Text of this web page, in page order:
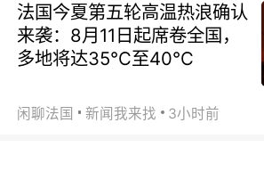
法国今夏第五轮高温热浪确认
来袭：8月11日起席卷全国，
多地将达35℃至40℃
闲聊法国 新闻我来找 3小时前